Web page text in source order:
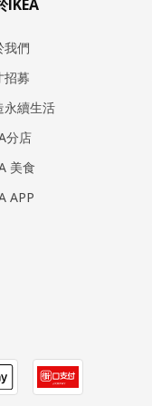
IKEA
我們
招募
永續生活
分店
美食
APP